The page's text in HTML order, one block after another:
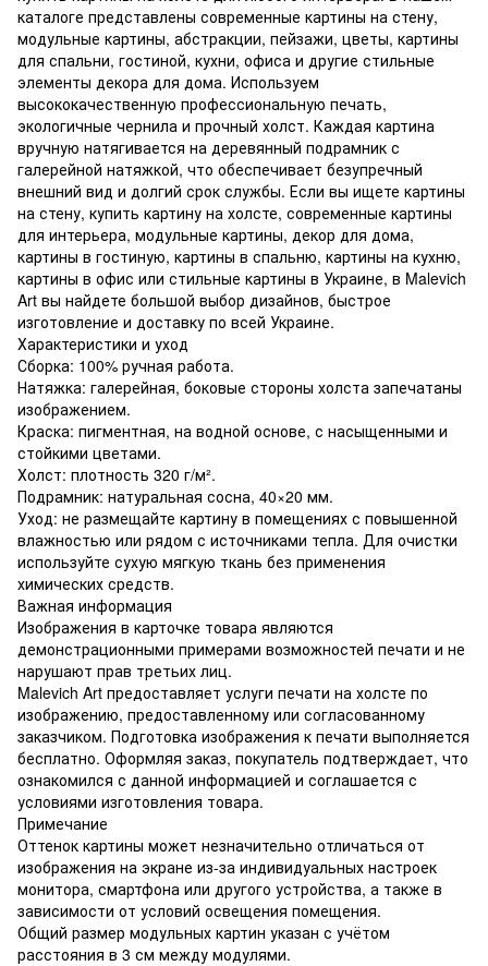
каталоге представлены современные картины на стену,
модульные картины, абстракции, пейзажи, цветы, картины
для спальни, гостиной, кухни, офиса и другие стильные
элементы декора для дома. Используем
высококачественную профессиональную печать,
экологичные чернила и прочный холст. Каждая картина
вручную натягивается на деревянный подрамник с
галерейной натяжкой, что обеспечивает безупречный
внешний вид и долгий срок службы. Если вы ищете картины
на стену, купить картину на холсте, современные картины
для интерьера, модульные картины, декор для дома,
картины в гостиную, картины в спальню, картины на кухню,
картины в офис или стильные картины в Украине, в Malevich
Art вы найдете большой выбор дизайнов, быстрое
изготовление и доставку по всей Украине.
Характеристики и уход
Сборка: 100% ручная работа.
Натяжка: галерейная, боковые стороны холста запечатаны
изображением.
Краска: пигментная, на водной основе, с насыщенными и
стойкими цветами.
Холст: плотность 320 г/м².
Подрамник: натуральная сосна, 40×20 мм.
Уход: не размещайте картину в помещениях с повышенной
влажностью или рядом с источниками тепла. Для очистки
используйте сухую мягкую ткань без применения
химических средств.
Важная информация
Изображения в карточке товара являются
демонстрационными примерами возможностей печати и не
нарушают прав третьих лиц.
Malevich Art предоставляет услуги печати на холсте по
изображению, предоставленному или согласованному
заказчиком. Подготовка изображения к печати выполняется
бесплатно. Оформляя заказ, покупатель подтверждает, что
ознакомился с данной информацией и соглашается с
условиями изготовления товара.
Примечание
Оттенок картины может незначительно отличаться от
изображения на экране из-за индивидуальных настроек
монитора, смартфона или другого устройства, а также в
зависимости от условий освещения помещения.
Общий размер модульных картин указан с учётом
расстояния в 3 см между модулями.